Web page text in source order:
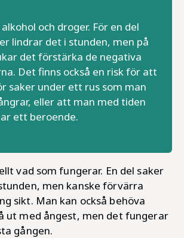
och droger. För en del
lindrar det i stunden, men på
det förstärka de negativa
Det finns också en risk för att
saker under ett rus som man
eller att man med tiden
ett beroende.
vad som fungerar. En del saker
men kanske förvärra
sikt. Man kan också behöva
ut med ångest, men det fungerar
gången.